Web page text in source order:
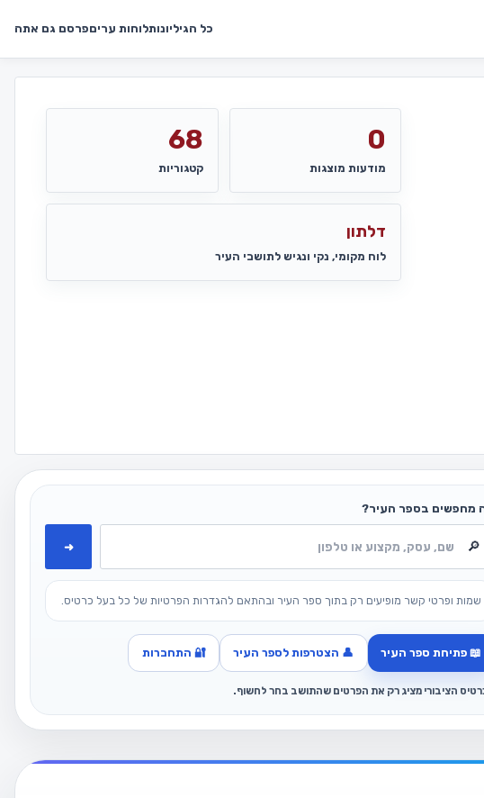
כל הגיליונותלוחות עריםפרסם גם אתה
0
מודעות מוצגות
68
קטגוריות
דלתון
לוח מקומי, נקי ונגיש לתושבי העיר
מחפשים בספר העיר?
➜
שמות ופרטי קשר מופיעים רק בתוך ספר העיר ובהתאם להגדרות הפרטיות של כל בעל כרטיס.
📖 פתיחת ספר העיר 👤 הצטרפות לספר העיר 🔐 התחברות
הציבורי מציג רק את הפרטים שהתושב בחר לחשוף.